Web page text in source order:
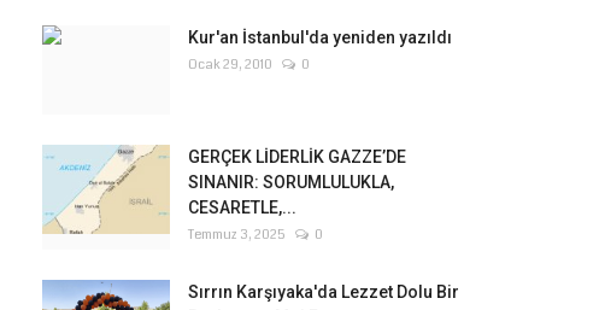
Kur'an İstanbul'da yeniden yazıldı
Ocak 29, 2010 0
GERÇEK LİDERLİK GAZZE’DE
SINANIR: SORUMLULUKLA,
CESARETLE,...
Temmuz 3, 2025 0
Sırrın Karşıyaka'da Lezzet Dolu Bir